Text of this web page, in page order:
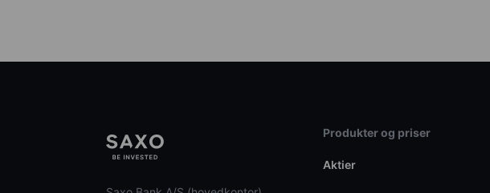
Produkter og priser
Aktier